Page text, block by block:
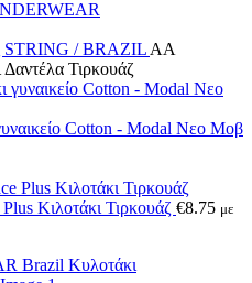
STRING / BRAZIL AA
Τιρκουάζ
Cotton - Modal Νεο Μοβ
Κιλοτάκι Τιρκουάζ €8.75 με